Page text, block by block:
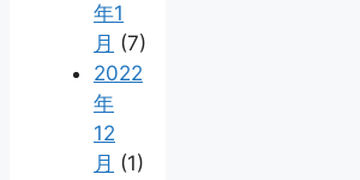
年1
月 (7)
2022
年
12
月 (1)